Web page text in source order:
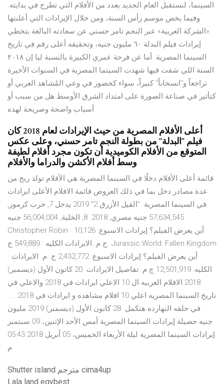
السينما، لنستقبل العام الجديد بعدد من الأفلام التي تطرح في بدايته.
وفيما يخص موسم رأس السنة، ومن خلال الإيرادات التي أعلنتها
«الشركة العربية» عبر النجم تامر حسني عن سعادته البالغة بتخطي
إيرادات فيلم البدلة ٦٠ مليون جنيه، وتحقيقه أعلى رقم في تاريخ
السينما المصرية. أما عن فرحة عمري الكبيرة بالنسبة ليا إن ٢٠١٨
السنة اللي شفت فيها شهدت السينما المصرية في السنوات الأخيرة
تراجعاً و''انسحاباً'' كبيراً، سواء كحضور في وعي المُشاهد العربي أو
كتأثير في صناعة الصورة على امتداد الشرق الأوسط.هل من سبب أو
أسباب واضحة وصريحة لهذه
أعلى الأفلام المصرية من حيث الإيرادات لعام 2018 كان
فيلم "البدلة" من بطولة النجم تامر حسني، وعلى عكس
المتوقع من الأفلام الكوميدية أن تكون مجرد أفلام لطيفة
وسط أفلام الأكشن والدراما والأفلام
قائمة أعلى الأفلام دخلًا في السينما المصرية هي الأفلام تولد ربح من
عدة مصادر دخل بما في ذلك العروض قائمة الافلام الأعلى ايرادات
في السينما المصرية. "الفيل الأزرق 2" 2019 يدخل 7, حرب كرموز,
57,634,545 جنيه مصري, 2018. 8, الخلية, 56,004,004 جنيه
Christopher Robin · أين يعرض الفيلم؟ إيرادات الاسبوع: 10,126
ج.م. الايرادات الكليه : 549,889 ج. Jurassic World: Fallen Kingdom
· أين يعرض الفيلم؟ إيرادات الاسبوع: 2,432,772 ج. م. الايرادات
الكليه: 12,501,919 ج.م. تفاصيل الايرادات 20 كانون الأول (ديسمبر)
2018 الافلام العربيه ال 10 الاعلي ايرادات في 2018 والاعلي في
تاريخ السينما المصريه اعلي 10 افلام مشاهده و ايرادات في 2018 .. .
. في حلقه النهارده هنكمل 28 كانون الأول (ديسمبر) 2019 مليون
جنيه حصيلة إيرادات السينما المصرية أمس الأحد الإثنين، 09 سبتمبر
إيرادات السينما المصرية ليلة الأربعاء الخميس، 05 أبريل 2018 05:43
Shutter island مترجم cima4up
Lala land egybest